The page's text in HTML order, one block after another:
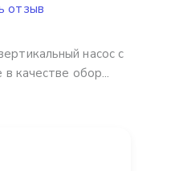
насос с
качестве обор...
отзыв